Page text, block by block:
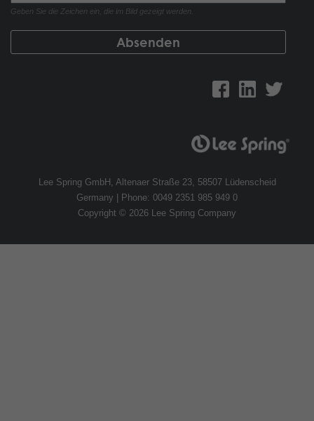
Geben Sie die Zeichen ein, die im Bild gezeigt werden.
Lee Spring GmbH, Altenaer Straße 23, 58507 Lüdenscheid
Germany | Phone: 0049 2351 985 949 0
Copyright © 2026 Lee Spring Company